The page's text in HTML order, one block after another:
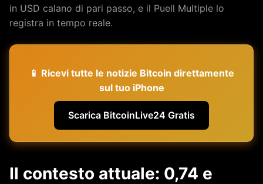
in USD calano di pari passo, e il Puell Multiple lo
registra in tempo reale.
📱 Ricevi tutte le notizie Bitcoin direttamente
sul tuo iPhone
Scarica BitcoinLive24 Gratis
Il contesto attuale: 0,74 e